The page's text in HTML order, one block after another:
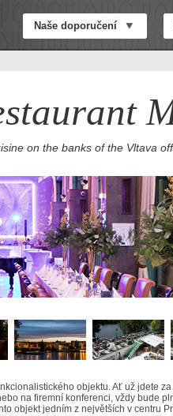
Naše doporučení
on the banks of the Vltava
objektu. Ať už jdete
na firemní konferenci, vždy bude
objekt jedním z největších v centru